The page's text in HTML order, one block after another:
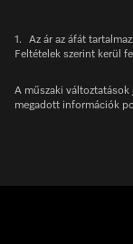
1.
Az ár az áfát
Feltételek szerint kerül
A műszaki
megadott információk